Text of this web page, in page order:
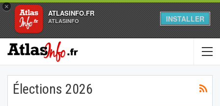
×
ATLASINFO.FR
ATLASINFO INSTALLER
Élections 2026